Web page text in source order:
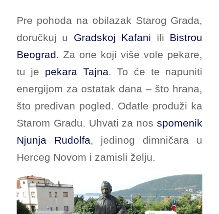
Pre pohoda na obilazak Starog Grada,
doručkuj u Gradskoj Kafani ili Bistrou
Beograd. Za one koji više vole pekare,
tu je pekara Tajna. To će te napuniti
energijom za ostatak dana – što hrana,
što predivan pogled. Odatle produži ka
Starom Gradu. Uhvati za nosspomenik
Njunja Rudolfa, jedinog dimničara u
Herceg Novom i zamisli želju.